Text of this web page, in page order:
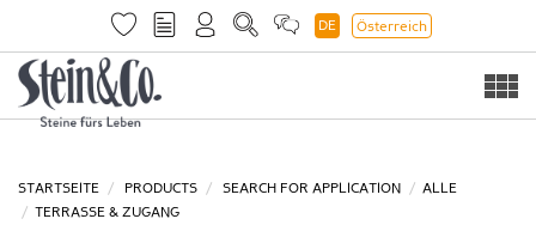
DE Österreich
STARTSEITE PRODUCTS SEARCH FOR APPLICATION
ALLE
TERRASSE & ZUGANG